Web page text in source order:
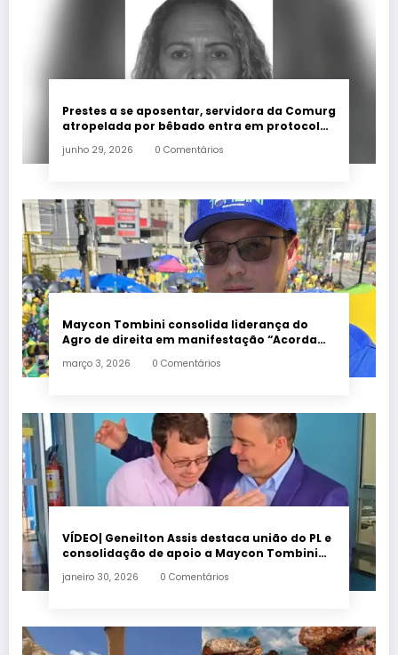
Prestes a se aposentar, servidora da Comurg
atropelada por bêbado entra em protocolo
junho 29, 2026 0 Comentários
Maycon Tombini consolida liderança do
Agro de direita em manifestação “Acorda
março 3, 2026 0 Comentários
VÍDEO| Geneilton Assis destaca união do PL e
consolidação de apoio a Maycon Tombini
janeiro 30, 2026 0 Comentários